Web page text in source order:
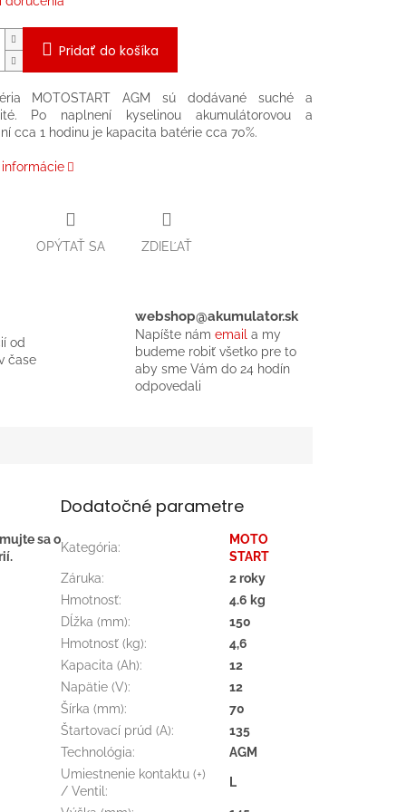
Pridať do košíka
MOTOSTART AGM sú dodávané suché a
Po naplnení kyselinou akumulátorovou a
cca 1 hodinu je kapacita batérie cca 70%.
OPÝTAŤ SA ZDIEĽAŤ
od
čase
webshop@akumulator.sk
Napíšte nám email a my
budeme robiť všetko pre to
aby sme Vám do 24 hodín
odpovedali
sa o
Dodatočné parametre
Kategória:
MOTO
START
Záruka:
2 roky
Hmotnosť:
4.6 kg
Dĺžka (mm):
150
Hmotnosť (kg):
4,6
Kapacita (Ah):
12
Napätie (V):
12
Šírka (mm):
70
Štartovací prúd (A):
135
Technológia:
AGM
Umiestnenie kontaktu (+)
/ Ventil :
L